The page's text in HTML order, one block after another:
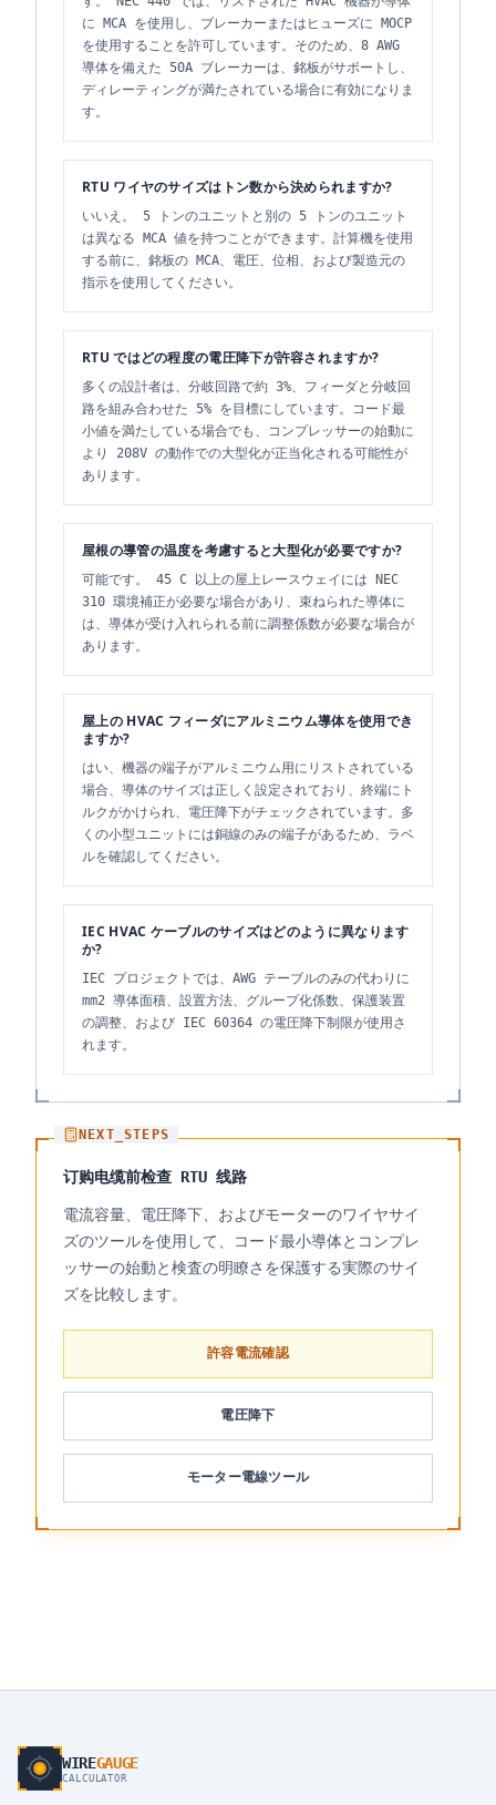
に MCA を使用し、ブレーカーまたはヒューズに MOCP
を使用することを許可しています。そのため、8 AWG
導体を備えた 50A ブレーカーは、銘板がサポートし、
ディレーティングが満たされている場合に有効になりま
す。
RTU ワイヤのサイズはトン数から決められますか?
いいえ。 5 トンのユニットと別の 5 トンのユニット
は異なる MCA 値を持つことができます。計算機を使用
する前に、銘板の MCA、電圧、位相、および製造元の
指示を使用してください。
RTU ではどの程度の電圧降下が許容されますか?
多くの設計者は、分岐回路で約 3%、フィーダと分岐回
路を組み合わせた 5% を目標にしています。コード最
小値を満たしている場合でも、コンプレッサーの始動に
より 208V の動作での大型化が正当化される可能性が
あります。
屋根の導管の温度を考慮すると大型化が必要ですか?
可能です。 45 C 以上の屋上レースウェイには NEC
310 環境補正が必要な場合があり、束ねられた導体に
は、導体が受け入れられる前に調整係数が必要な場合が
あります。
屋上の HVAC フィーダにアルミニウム導体を使用でき
ますか?
はい、機器の端子がアルミニウム用にリストされている
場合、導体のサイズは正しく設定されており、終端にト
ルクがかけられ、電圧降下がチェックされています。多
くの小型ユニットには銅線のみの端子があるため、ラベ
ルを確認してください。
IEC HVAC ケーブルのサイズはどのように異なります
か?
IEC プロジェクトでは、AWG テーブルのみの代わりに
mm2 導体面積、設置方法、グループ化係数、保護装置
の調整、および IEC 60364 の電圧降下制限が使用さ
れます。
NEXT_STEPS
订购电缆前检查 RTU 线路
電流容量、電圧降下、およびモーターのワイヤサイ
ズのツールを使用して、コード最小導体とコンプレ
ッサーの始動と検査の明瞭さを保護する実際のサイ
ズを比較します。
許容電流確認
電圧降下
モーター電線ツール
WIREGAUGE
CALCULATOR